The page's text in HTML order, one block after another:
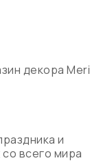
декора Meri
и
всего мира